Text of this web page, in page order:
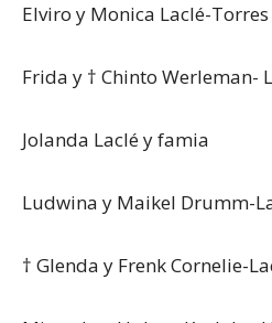
Elviro y Monica Laclé-
Frida y † Chinto Werleman-
Jolanda Laclé y famia
Ludwina y Maikel Drumm-
† Glenda y Frenk Cornelie-